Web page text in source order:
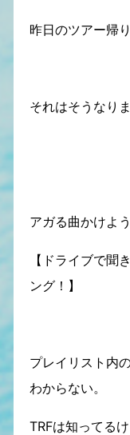
昨日のツアー帰
それはそうなり
アガる曲かけよ
【ドライブで聞
ング！】
プレイリスト内
わからない。
TRFは知ってる